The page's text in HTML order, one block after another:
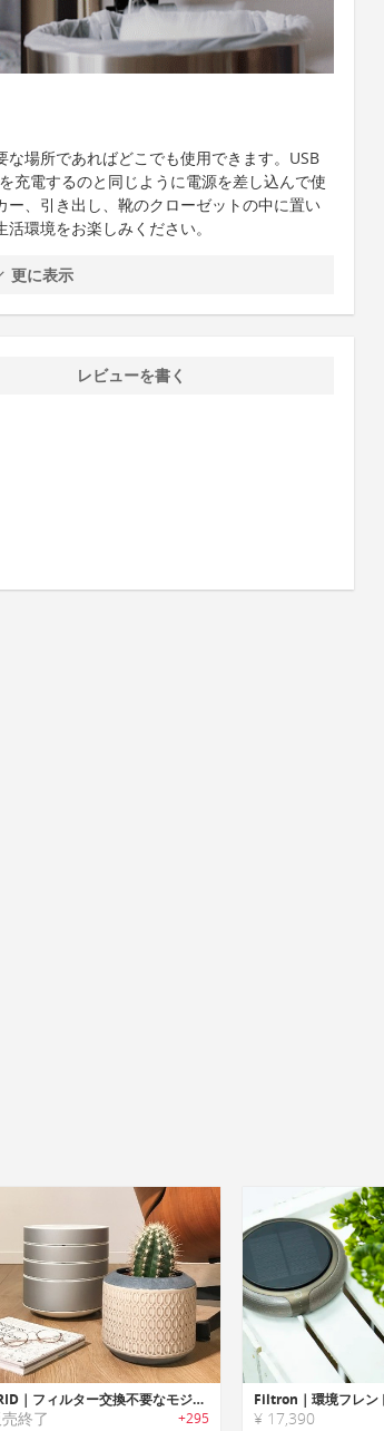
場所であればどこでも使用できます。USB
充電するのと同じように電源を差し込んで使
、引き出し、靴のクローゼットの中に置い
環境をお楽しみください。
更に表示
レビューを書く
BRID｜フィルター交換不要なモジュール式空気清浄機「ブリッド」
終了 +295 ¥ 17,390